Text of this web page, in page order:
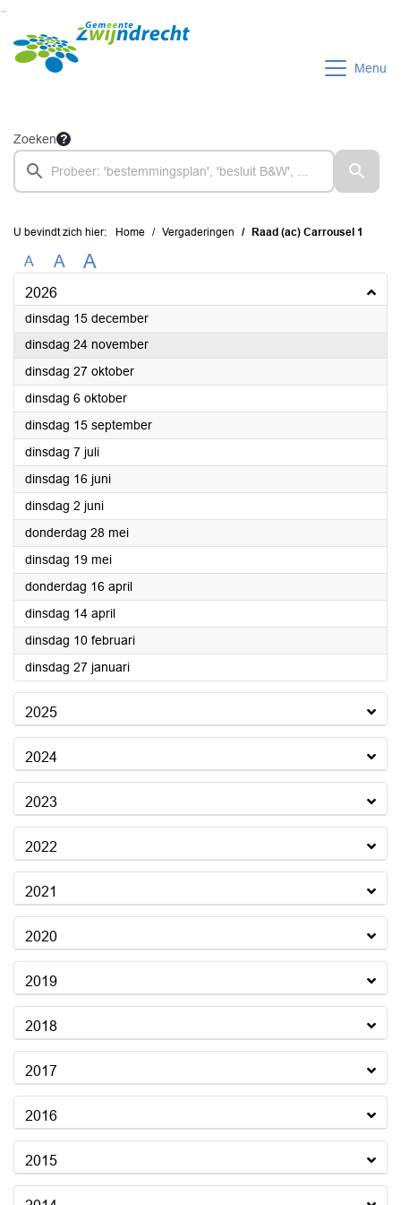
Ga naar de inhoud van deze pagina
Ga naar het zoeken
Ga naar het menu
Menu
Zoeken
U bevindt zich hier: Home Vergaderingen Raad (ac) Carrousel 1
A A A
2026
dinsdag 15 december2026
dinsdag 24 november2026
dinsdag 27 oktober2026
dinsdag 6 oktober2026
dinsdag 15 september2026
dinsdag 7 juli2026
dinsdag 16 juni2026
dinsdag 2 juni2026
donderdag 28 mei2026
dinsdag 19 mei2026
donderdag 16 april2026
dinsdag 14 april2026
dinsdag 10 februari2026
dinsdag 27 januari2026
2025
2024
2023
2022
2021
2020
2019
2018
2017
2016
2015